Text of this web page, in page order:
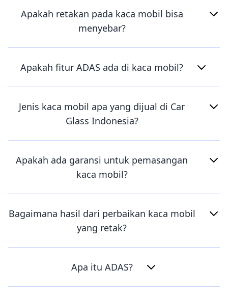
Apakah retakan pada kaca mobil bisa
menyebar?
Apakah fitur ADAS ada di kaca mobil?
Jenis kaca mobil apa yang dijual di Car
Glass Indonesia?
Apakah ada garansi untuk pemasangan
kaca mobil?
Bagaimana hasil dari perbaikan kaca mobil
yang retak?
Apa itu ADAS?